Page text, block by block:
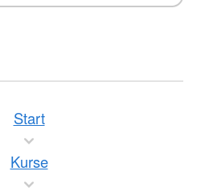
Start
Kurse